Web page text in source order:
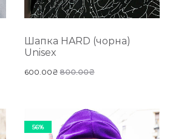
Шапка HARD (чорна)
Unisex
800.00₴
600.00₴
56%